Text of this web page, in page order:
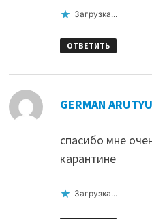
Загрузка...
ОТВЕТИТЬ
GERMAN
спасибо мне
карантине
Загрузка...